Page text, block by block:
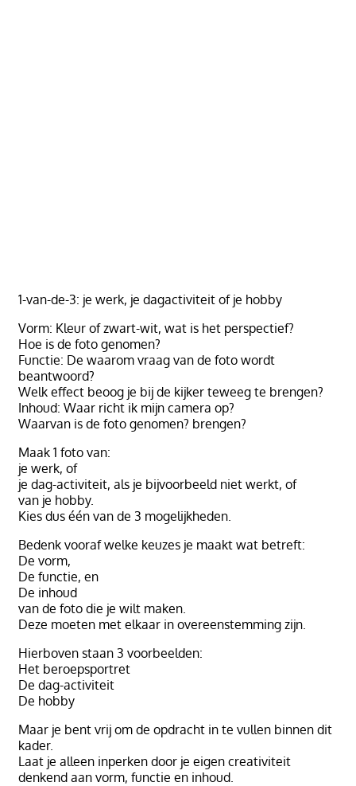
1-van-de-3: je werk, je dagactiviteit of je hobby
Vorm: Kleur of zwart-wit, wat is het perspectief?
Hoe is de foto genomen?
Functie: De waarom vraag van de foto wordt
beantwoord?
Welk effect beoog je bij de kijker teweeg te brengen?
Inhoud: Waar richt ik mijn camera op?
Waarvan is de foto genomen? brengen?
Maak 1 foto van:
je werk, of
je dag-activiteit, als je bijvoorbeeld niet werkt, of
van je hobby.
Kies dus één van de 3 mogelijkheden.
Bedenk vooraf welke keuzes je maakt wat betreft:
De vorm,
De functie, en
De inhoud
van de foto die je wilt maken.
Deze moeten met elkaar in overeenstemming zijn.
Hierboven staan 3 voorbeelden:
Het beroepsportret
De dag-activiteit
De hobby
Maar je bent vrij om de opdracht in te vullen binnen dit
kader.
Laat je alleen inperken door je eigen creativiteit
denkend aan vorm, functie en inhoud.